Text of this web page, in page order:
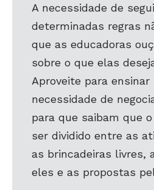
A necessidade de
determinadas regras
que as educadoras
sobre o que elas
Aproveite para ensinar
necessidade de
para que saibam que
ser dividido entre as
as brincadeiras livres,
eles e as propostas